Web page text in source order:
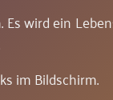
wird ein
im Bildschirm.